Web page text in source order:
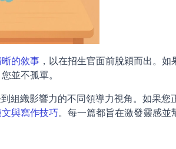
的敘事 ，以在招生官面前脫穎而出。如
並不孤單。
到組織影響力的不同領導力視角。如果您
與寫作技巧。每一篇都旨在激發靈感並